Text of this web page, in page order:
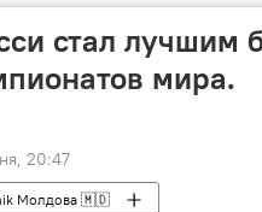
стал лучшим
мира.
20:47
Молдова 🇲🇩